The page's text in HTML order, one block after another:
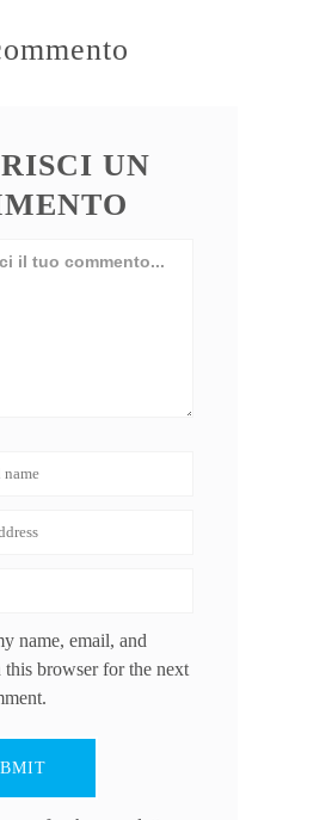
UN
name, email, and
this browser for the next